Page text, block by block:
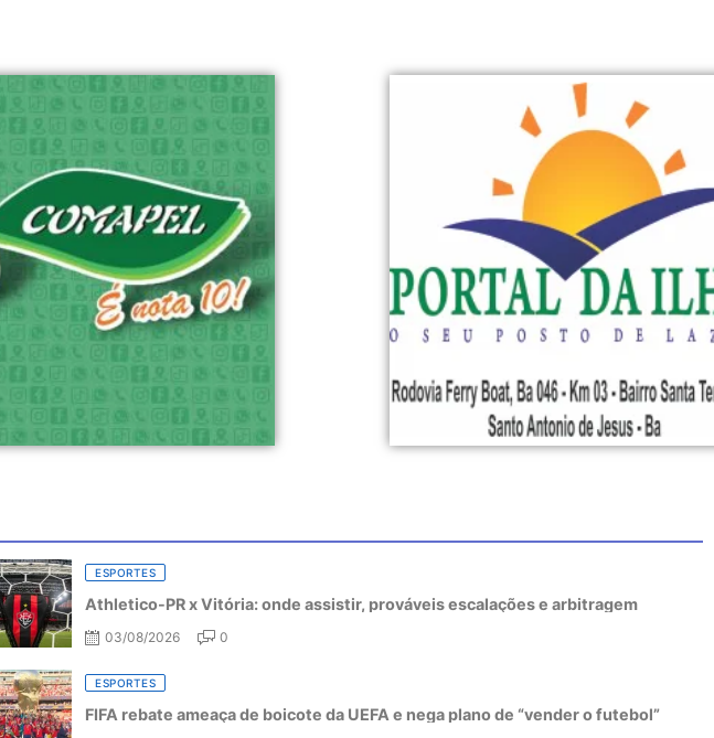
ESPORTES
Athletico-PR x Vitória: onde assistir, prováveis escalações e arbitragem
03/08/2026 0
ESPORTES
FIFA rebate ameaça de boicote da UEFA e nega plano de “vender o futebol”